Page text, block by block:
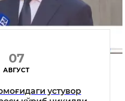
07
АВГУСТ
устувор